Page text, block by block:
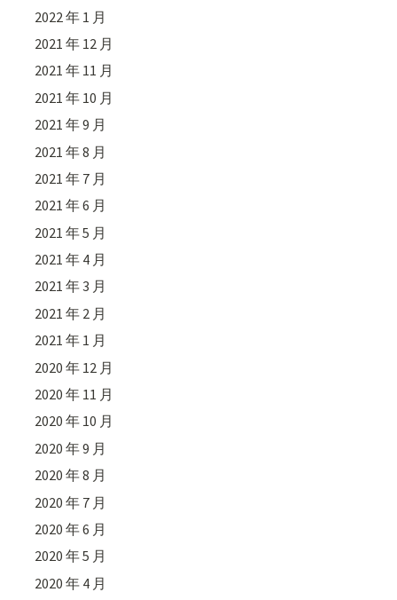
2022 年 1 月
2021 年 12 月
2021 年 11 月
2021 年 10 月
2021 年 9 月
2021 年 8 月
2021 年 7 月
2021 年 6 月
2021 年 5 月
2021 年 4 月
2021 年 3 月
2021 年 2 月
2021 年 1 月
2020 年 12 月
2020 年 11 月
2020 年 10 月
2020 年 9 月
2020 年 8 月
2020 年 7 月
2020 年 6 月
2020 年 5 月
2020 年 4 月